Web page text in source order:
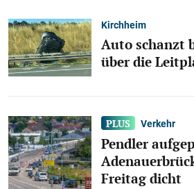
Kirchheim
Auto schanzt
über die
Verkehr
Pendler
Freitag dicht